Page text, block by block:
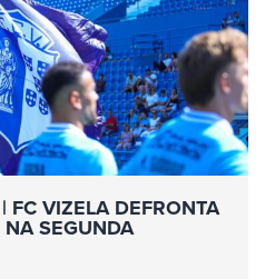
FC VIZELA DEFRONTA
SEGUNDA